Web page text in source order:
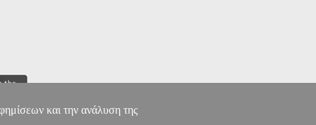
και την ανάλυση της